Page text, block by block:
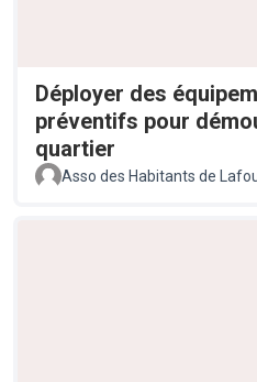
Déployer des
préventifs pour
quartier
Asso des Habitants de